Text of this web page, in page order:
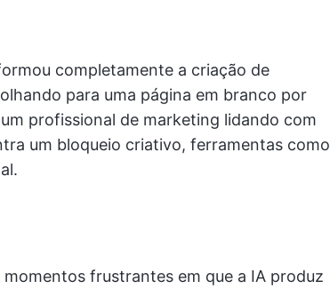
completamente a criação de
para uma página em branco por
profissional de marketing lidando com
um bloqueio criativo, ferramentas como
frustrantes em que a IA produz